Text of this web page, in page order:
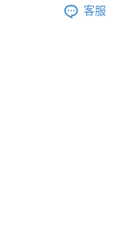
客服